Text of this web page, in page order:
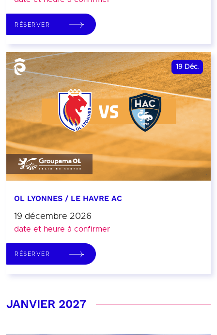
RÉSERVER
19 Déc.
OL LYONNES / LE HAVRE AC
19 décembre 2026
date et heure à confirmer
RÉSERVER
JANVIER 2027